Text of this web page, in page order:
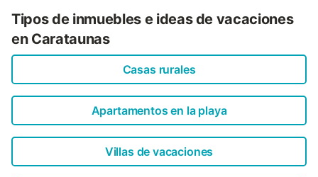
Tipos de inmuebles e ideas de vacaciones
en Carataunas
Casas rurales
Apartamentos en la playa
Villas de vacaciones